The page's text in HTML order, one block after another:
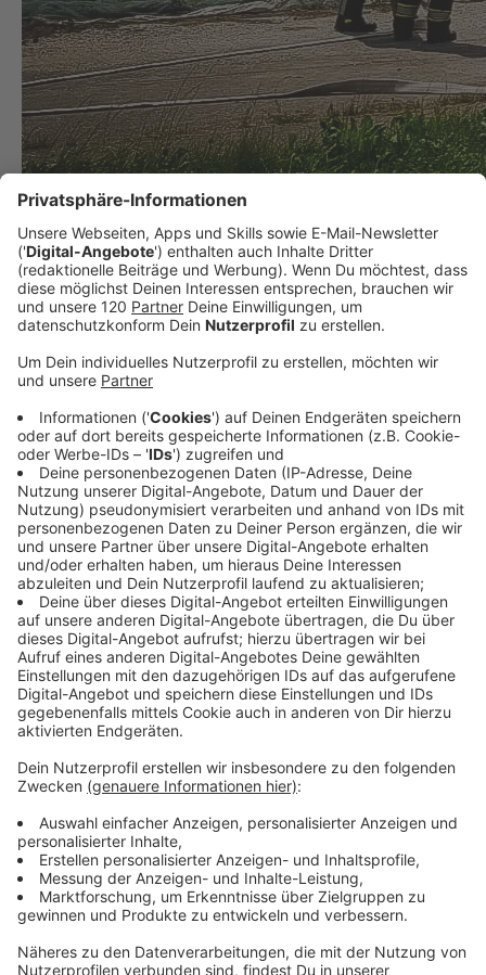
Feuerwehr-Großeinsatz in Tarsdorf